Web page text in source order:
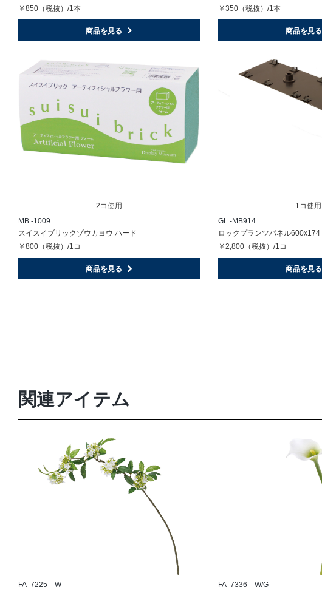
￥850（税抜）/1本
商品を見る
￥350（税抜）/1本
商品を見る
2コ使用
MB -1009
スイスイブリックゾウカヨウ ハード
￥800（税抜）/1コ
商品を見る
1コ使用
GL -MB914
ロックプランツパネル600x174
￥2,800（税抜）/1コ
商品を見る
関連アイテム
FA -7225 W
FA -7336 W/G